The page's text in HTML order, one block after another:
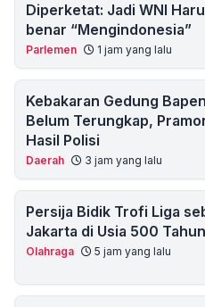
Diperketat: Jadi WNI
benar “Mengindonesia”
Parlemen 1 jam yang lalu
Kebakaran Gedung
Belum Terungkap,
Hasil Polisi
Daerah 3 jam yang lalu
Persija Bidik Trofi Liga
Jakarta di Usia 500 Tahun
Olahraga 5 jam yang lalu